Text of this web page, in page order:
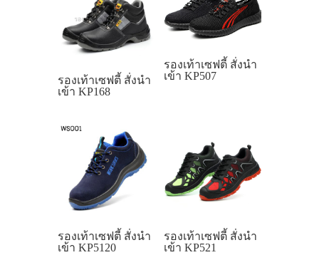
รองเท้าเซฟตี้ สั่งนำ
เข้า KP168
รองเท้าเซฟตี้ สั่งนำ
เข้า KP507
รองเท้าเซฟตี้ สั่งนำ
เข้า KP5120
รองเท้าเซฟตี้ สั่งนำ
เข้า KP521